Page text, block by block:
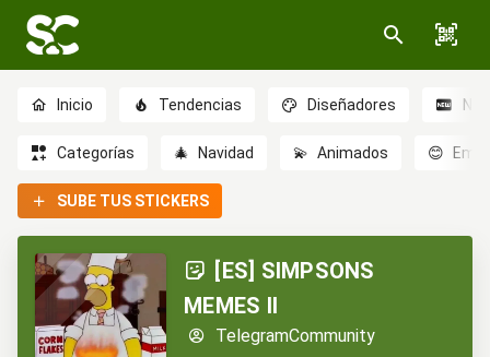
Inicio Tendencias Diseñadores
Categorías 🎄 Navidad 💫 Animados 😊
SUBE TUS STICKERS
[ES] SIMPSONS
MEMES II
TelegramCommunity